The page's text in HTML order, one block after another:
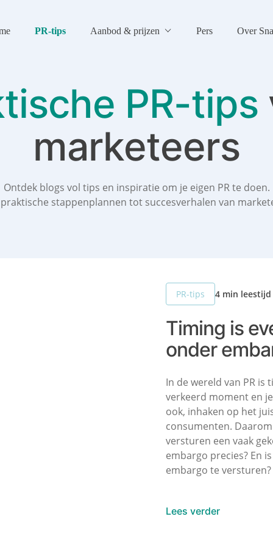
PR-tips Aanbod & prijzen Pers Over
PR-tips
marketeers
Ontdek blogs vol tips en inspiratie om je eigen PR te doen.
stappenplannen tot succesverhalen van
PR-tips 4 min leestijd
Timing is
onder
In de wereld van PR is
verkeerd moment en
ook, inhaken op het
consumenten.
versturen een vaak
embargo precies? En
embargo te versturen?
Lees verder